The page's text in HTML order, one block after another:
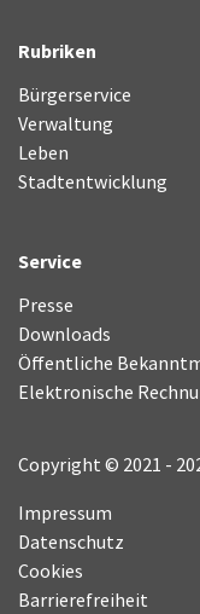
Rubriken
Bürgerservice
Verwaltung
Leben
Stadtentwicklung
Service
Presse
Downloads
Öffentliche
Elektronische
Copyright © 2021 -
Impressum
Datenschutz
Cookies
Barrierefreiheit